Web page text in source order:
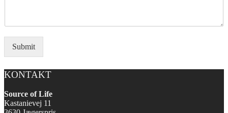
Submit
KONTAKT
Source of Life
Kastanievej 11